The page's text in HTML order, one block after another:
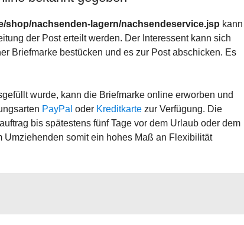
shop/nachsenden-lagern/nachsendeservice.jsp kann
der Post erteilt werden. Der Interessent kann sich
Briefmarke bestücken und es zur Post abschicken. Es
wurde, kann die Briefmarke online erworben und
PayPal oder Kreditkarte zur Verfügung. Die
bis spätestens fünf Tage vor dem Urlaub oder dem
somit ein hohes Maß an Flexibilität